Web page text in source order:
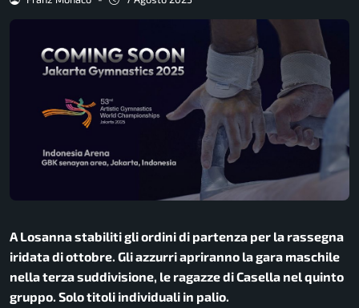
A Losanna stabiliti gli ordini di partenza per la rassegna
iridata di ottobre. Gli azzurri apriranno la gara maschile
nella terza suddivisione, le ragazze di Casella nel quinto
gruppo. Solo titoli individuali in palio.